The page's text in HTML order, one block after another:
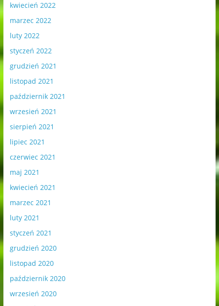
kwiecień 2022
marzec 2022
luty 2022
styczeń 2022
grudzień 2021
listopad 2021
październik 2021
wrzesień 2021
sierpień 2021
lipiec 2021
czerwiec 2021
maj 2021
kwiecień 2021
marzec 2021
luty 2021
styczeń 2021
grudzień 2020
listopad 2020
październik 2020
wrzesień 2020